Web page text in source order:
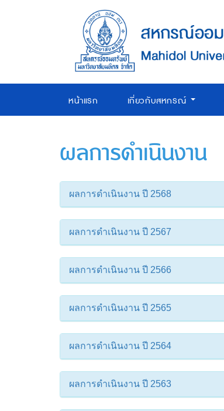
หน้าแรก เกี่ยวกับสหกรณ์
ผลการดำเนินงาน
ผลการดำเนินงาน ปี 2568
ผลการดำเนินงาน ปี 2567
ผลการดำเนินงาน ปี 2566
ผลการดำเนินงาน ปี 2565
ผลการดำเนินงาน ปี 2564
ผลการดำเนินงาน ปี 2563